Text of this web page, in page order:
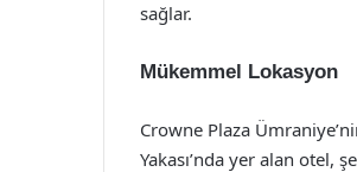
sağlar.
Mükemmel Lokasyon
Crowne Plaza
Yakası’nda yer alan otel,